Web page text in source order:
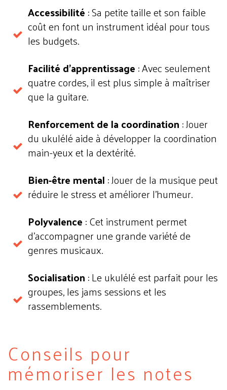
Accessibilité: Sa petite taille et son faible
coût en font un instrument idéal pour tous
les budgets.
Facilité d'apprentissage: Avec seulement
quatre cordes, il est plus simple à maîtriser
que la guitare.
Renforcement de la coordination: Jouer
du ukulélé aide à développer la coordination
main-yeux et la dextérité.
Bien-être mental: Jouer de la musique peut
réduire le stress et améliorer l’humeur.
Polyvalence: Cet instrument permet
d’accompagner une grande variété de
genres musicaux.
Socialisation: Le ukulélé est parfait pour les
groupes, les jams sessions et les
rassemblements.
Conseils pour
mémoriser les notes